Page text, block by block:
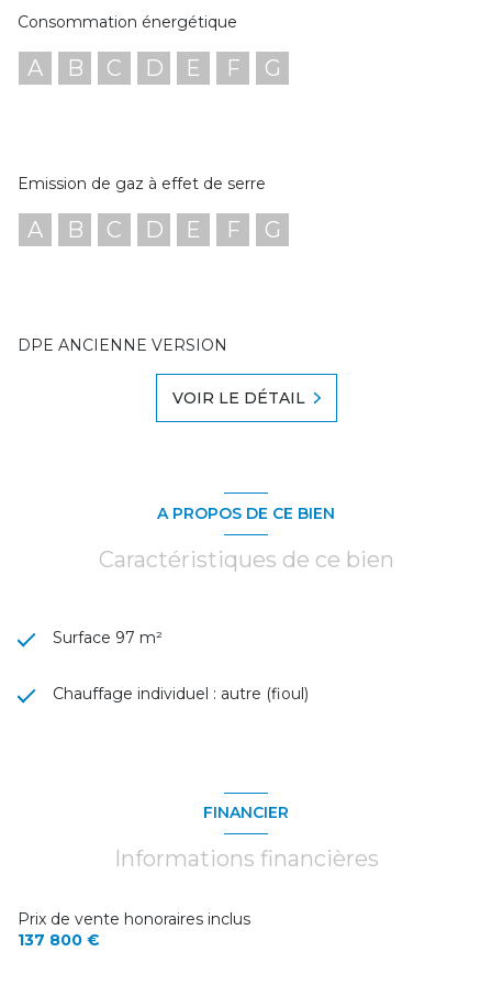
Consommation énergétique
A B C D E F G
Emission de gaz à effet de serre
A B C D E F G
DPE ANCIENNE VERSION
VOIR LE DÉTAIL
A PROPOS DE CE BIEN
Caractéristiques de ce bien
Surface 97 m²
Chauffage individuel : autre (fioul)
FINANCIER
Informations financières
Prix de vente honoraires inclus
137 800 €